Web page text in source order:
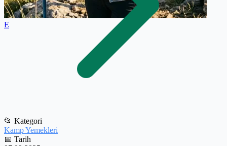
E
📂 Kategori
Kamp Yemekleri
📅 Tarih